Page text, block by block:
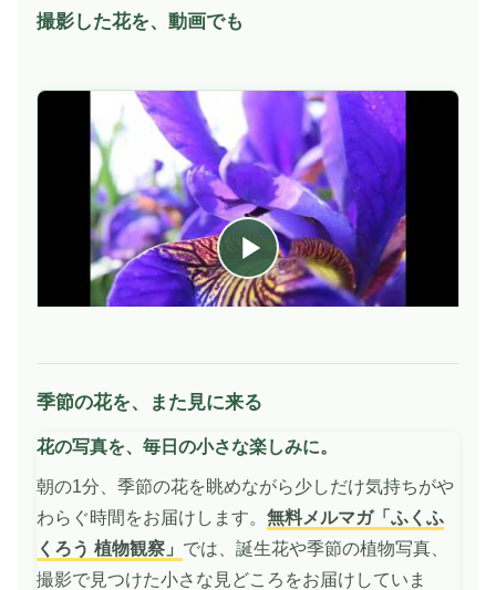
撮影した花を、動画でも
動
画
を
生
季節の花を、また見に来る
花の写真を、毎日の小さな楽しみに。
朝の1分、季節の花を眺めながら少しだけ気持ちがや
わらぐ時間をお届けします。 無料メルマガ「ふくふ
くろう 植物観察」 では、誕生花や季節の植物写真、
撮影で見つけた小さな見どころをお届けしていま